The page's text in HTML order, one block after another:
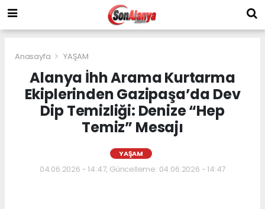
Anasayfa YAŞAM
Alanya İhh Arama Kurtarma
Ekiplerinden Gazipaşa’da Dev
Dip Temizliği: Denize “Hep
Temiz” Mesajı
YAŞAM
04.06.2026 - 14:47, Güncelleme: 04.06.2026 - 14:47